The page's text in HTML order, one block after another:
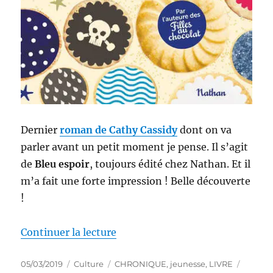
Dernierroman de Cathy Cassidydont on va
parler avant un petit moment je pense. Il s’agit
deBleu espoir, toujours édité chez Nathan. Et il
m’a fait une forte impression ! Belle découverte
!
Continuer la lecture
Publié
05/03/2019 Catégories
Culture Étiquettes
CHRONIQUE, jeunesse, LIVRE